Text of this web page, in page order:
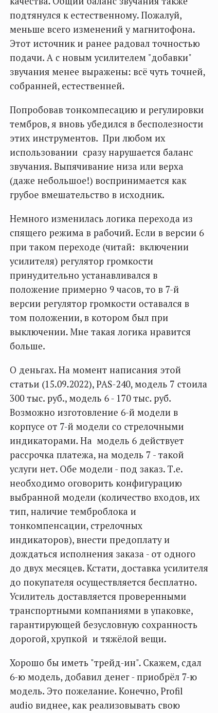
подтянулся к естественному. Пожалуй,
меньше всего изменений у магнитофона.
Этот источник и ранее радовал точностью
подачи. А с новым усилителем "добавки"
звучания менее выражены: всё чуть точней,
собранней, естественней.
Попробовав тонкомпесацию и регулировки
тембров, я вновь убедился в бесполезности
этих инструментов. При любом их
использовании сразу нарушается баланс
звучания. Выпячивание низа или верха
(даже небольшое!) воспринимается как
грубое вмешательство в исходник.
Немного изменилась логика перехода из
спящего режима в рабочий. Если в версии 6
при таком переходе (читай: включении
усилителя) регулятор громкости
принудительно устанавливался в
положение примерно 9 часов, то в 7-й
версии регулятор громкости оставался в
том положении, в котором был при
выключении. Мне такая логика нравится
больше.
О деньгах. На момент написания этой
статьи (15.09.2022), PAS-240, модель 7 стоила
300 тыс. руб., модель 6 - 170 тыс. руб.
Возможно изготовление 6-й модели в
корпусе от 7-й модели со стрелочными
индикаторами. На модель 6 действует
рассрочка платежа, на модель 7 - такой
услуги нет. Обе модели - под заказ. Т.е.
необходимо оговорить конфигурацию
выбранной модели (количество входов, их
тип, наличие темброблока и
тонкомпенсации, стрелочных
индикаторов), внести предоплату и
дождаться исполнения заказа - от одного
до двух месяцев. Кстати, доставка усилителя
до покупателя осуществляется бесплатно.
Усилитель доставляется проверенными
транспортными компаниями в упаковке,
гарантирующей безусловную сохранность
дорогой, хрупкой и тяжёлой вещи.
Хорошо бы иметь "трейд-ин". Скажем, сдал
6-ю модель, добавил денег - приобрёл 7-ю
модель. Это пожелание. Конечно, Profil
audio виднее, как реализовывать свою